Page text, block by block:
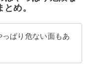
め。
ぱり危ない面もあ